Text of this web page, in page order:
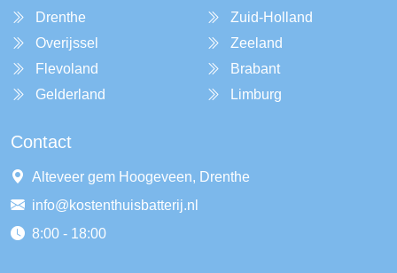
Drenthe
Overijssel
Flevoland
Gelderland
Zuid-Holland
Zeeland
Brabant
Limburg
Contact
Alteveer gem Hoogeveen, Drenthe
info@kostenthuisbatterij.nl
8:00 - 18:00